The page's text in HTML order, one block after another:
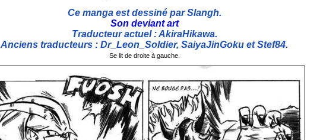
Ce manga est dessiné par Slangh.
Son deviant art
Traducteur actuel : AkiraHikawa.
Anciens traducteurs : Dr_Leon_Soldier, SaiyaJinGoku et Stef84.
Se lit de droite à gauche.